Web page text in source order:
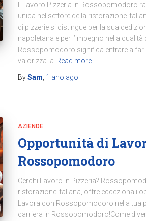
Il Lavoro Pizzeria in Rossopomodoro
unica nel settore della ristorazione
di pizzerie si distingue per la sua
napoletana e per l’impegno nella
Rossopomodoro significa entrare a far
valorizza la Read more…
BySam 1 ano ago
AZIENDE
Opportunità di
Rossopomodoro
Cerchi Lavoro in Pizzeria?
ristorazione italiana, offre eccezionali
Lavora con Rossopomodoro nella tua
carriera in Rossopomodoro!Come